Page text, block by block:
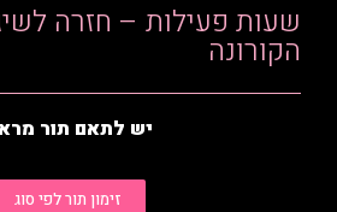
שעות פעילות – חזרה
הקורונה
יש לתאם תור
זימון תור לפי סוג